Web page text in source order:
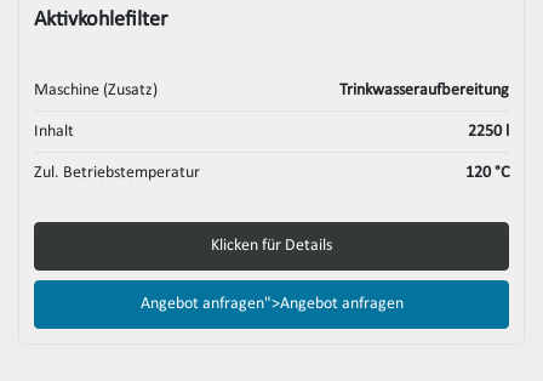
Aktivkohlefilter
Maschine (Zusatz) Trinkwasseraufbereitung
Inhalt 2250 l
Zul. Betriebstemperatur 120 °C
Klicken für Details
Angebot anfragen">Angebot anfragen